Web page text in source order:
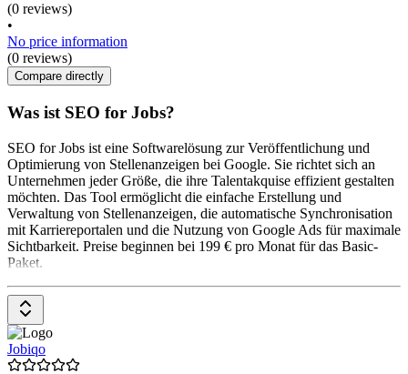
(0 reviews)
•
No price information
(0 reviews)
Compare directly
Was ist SEO for Jobs?
SEO for Jobs ist eine Softwarelösung zur Veröffentlichung und
Optimierung von Stellenanzeigen bei Google. Sie richtet sich an
Unternehmen jeder Größe, die ihre Talentakquise effizient gestalten
möchten. Das Tool ermöglicht die einfache Erstellung und
Verwaltung von Stellenanzeigen, die automatische Synchronisation
mit Karriereportalen und die Nutzung von Google Ads für maximale
Sichtbarkeit. Preise beginnen bei 199 € pro Monat für das Basic-
Paket.
Jobiqo